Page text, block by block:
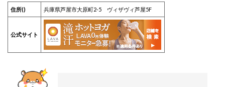
住所() 兵庫県芦屋市大原町2-5 ヴィザヴィ芦屋5F
公式サイト